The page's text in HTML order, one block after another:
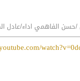
/حسن الفاهمي اداء/عادل